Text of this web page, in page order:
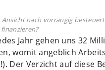
Ansicht nach vorrangig
Jahr gehen uns 32
womit angeblich
Der Verzicht auf diese